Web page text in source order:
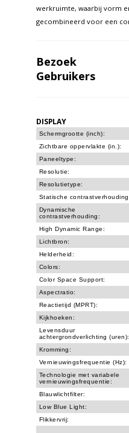
werkruimte, waarbij vorm
gecombineerd voor een
Bezoek
Gebruikers
DISPLAY
Schermgrootte (inch):
Zichtbare oppervlakte (in.):
Paneeltype:
Resolutie:
Resolutietype:
Statische
Dynamische
contrastverhouding:
High Dynamic Range:
Lichtbron:
Helderheid:
Colors:
Color Space Support:
Aspectratio:
Reactietijd (MPRT):
Kijkhoeken:
Levensduur
achtergrondverlichting (uren):
Kromming:
Vernieuwingsfrequentie (Hz):
Technologie met variabele
vernieuwingsfrequentie:
Blauwlichtfilter:
Low Blue Light:
Flikkervrij: